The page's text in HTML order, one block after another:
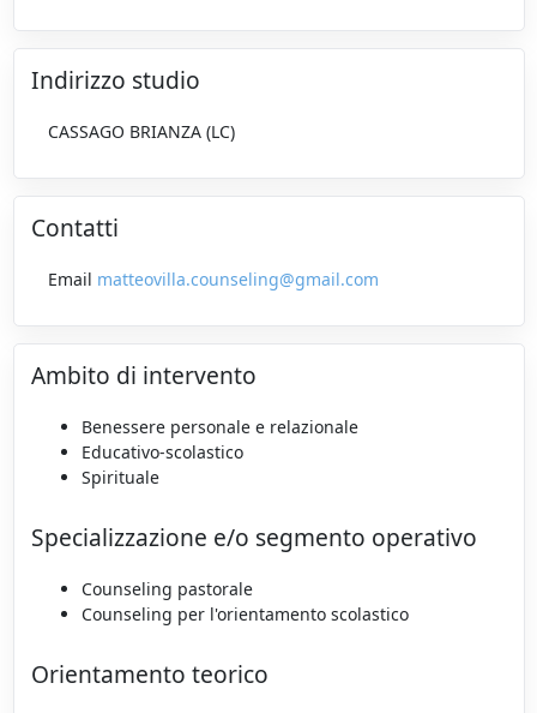
Indirizzo studio
CASSAGO BRIANZA (LC)
Contatti
Email matteovilla.counseling@gmail.com
Ambito di intervento
Benessere personale e relazionale
Educativo-scolastico
Spirituale
Specializzazione e/o segmento operativo
Counseling pastorale
Counseling per l'orientamento scolastico
Orientamento teorico